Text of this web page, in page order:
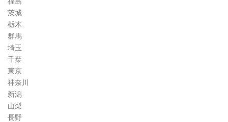
茨城
栃木
群馬
埼玉
千葉
東京
神奈川
新潟
山梨
長野